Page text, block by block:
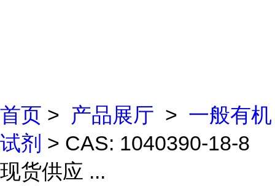
首页 > 产品展厅 > 一般有机
试剂 > CAS: 1040390-18-8
现货供应 ...